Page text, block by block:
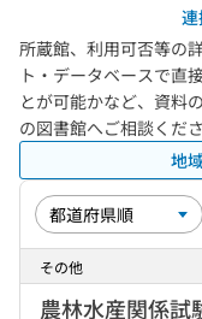
所蔵館、利用可否等の
ト・データベースで直
とが可能かなど、資料
の図書館へご相談くだ
地
その他
農林水産関係試